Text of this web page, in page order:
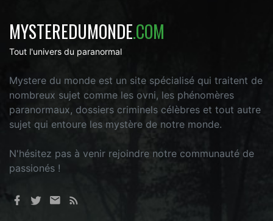
MYSTEREDUMONDE.COM
Tout l'univers du paranormal
Mystere du monde est un site spécialisé qui traitent de
nombreux sujet comme les ovni, les phénomères
paranormaux, dossiers criminels célèbres et tout autre
sujet qui entoure les mystère de notre monde.
N'hésitez pas à venir rejoindre notre communauté de
passionés !